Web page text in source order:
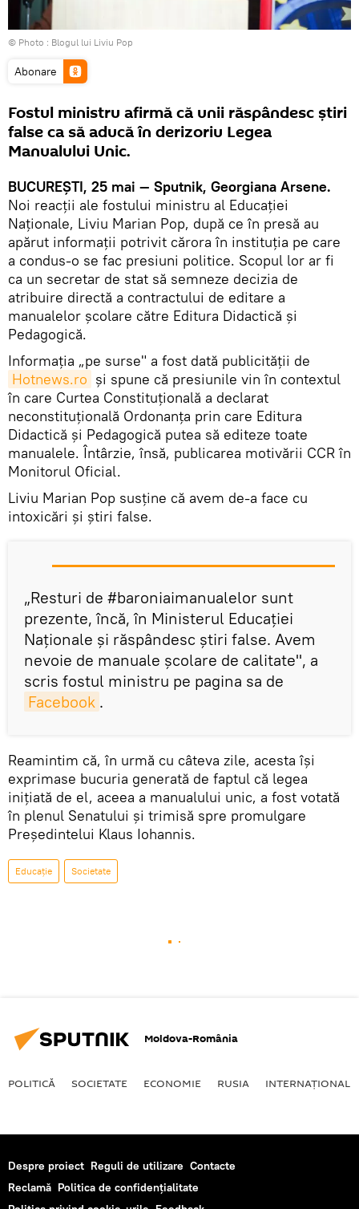
© Photo : Blogul lui Liviu Pop
Abonare
Fostul ministru afirmă că unii răspândesc ştiri
false ca să aducă în derizoriu Legea
Manualului Unic.
BUCUREŞTI, 25 mai — Sputnik, Georgiana Arsene.
Noi reacţii ale fostului ministru al Educaţiei
Naţionale, Liviu Marian Pop, după ce în presă au
apărut informaţii potrivit cărora în instituţia pe care
a condus-o se fac presiuni politice. Scopul lor ar fi
ca un secretar de stat să semneze decizia de
atribuire directă a contractului de editare a
manualelor şcolare către Editura Didactică şi
Pedagogică.
Informaţia „pe surse" a fost dată publicităţii de
Hotnews.ro şi spune că presiunile vin în contextul
în care Curtea Constituţională a declarat
neconstituţională Ordonanţa prin care Editura
Didactică şi Pedagogică putea să editeze toate
manualele. Întârzie, însă, publicarea motivării CCR în
Monitorul Oficial.
Liviu Marian Pop susţine că avem de-a face cu
intoxicări şi ştiri false.
„Resturi de #baroniaimanualelor sunt
prezente, încă, în Ministerul Educaţiei
Naţionale şi răspândesc ştiri false. Avem
nevoie de manuale şcolare de calitate", a
scris fostul ministru pe pagina sa de
Facebook .
Reamintim că, în urmă cu câteva zile, acesta îşi
exprimase bucuria generată de faptul că legea
iniţiată de el, aceea a manualului unic, a fost votată
în plenul Senatului şi trimisă spre promulgare
Preşedintelui Klaus Iohannis.
Educație Societate
Moldova-România
POLITICĂ SOCIETATE ECONOMIE RUSIA INTERNAŢIONAL
Despre proiect Reguli de utilizare Contacte
Reclamă Politica de confidențialitate